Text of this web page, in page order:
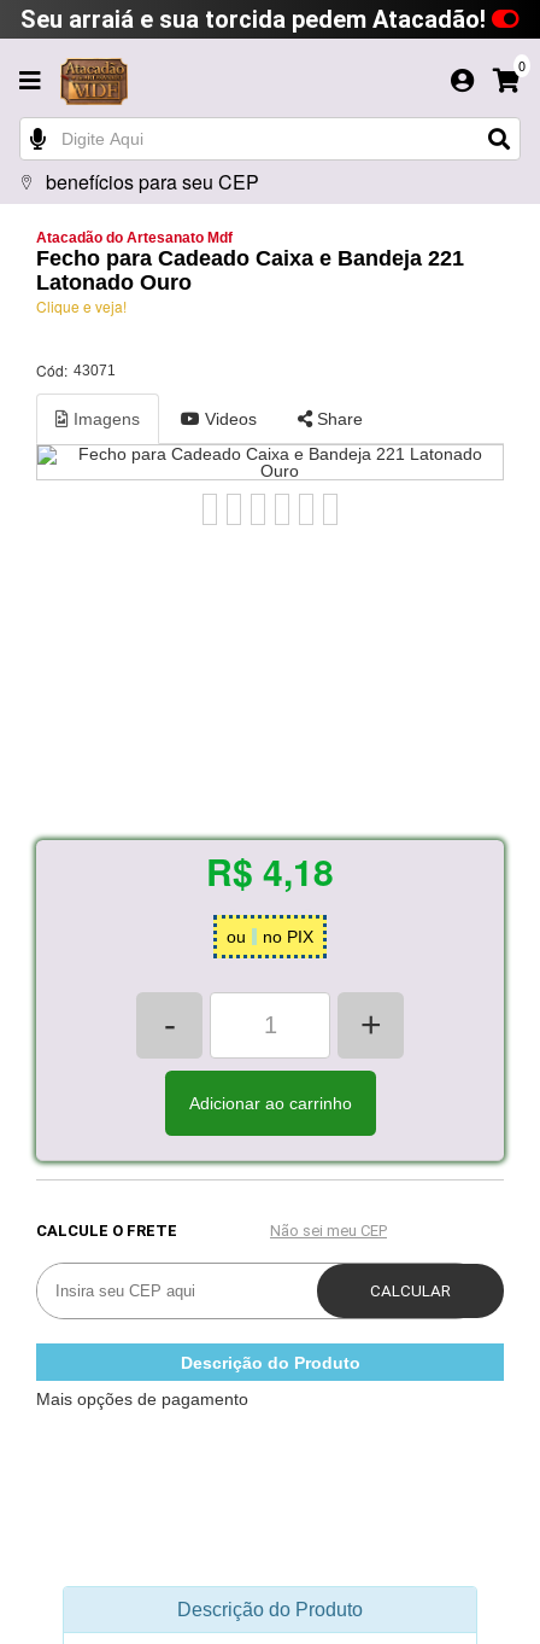
Seu arraiá e sua torcida pedem Atacadão!
0
benefícios para seu CEP
Atacadão do Artesanato Mdf
Fecho para Cadeado Caixa e Bandeja 221
Latonado Ouro
Clique e veja!
Cód: 43071
Imagens Videos Share
R$ 4,18
ou no PIX
- +
Adicionar ao carrinho
Descrição do Produto
Mais opções de pagamento
Descrição do Produto